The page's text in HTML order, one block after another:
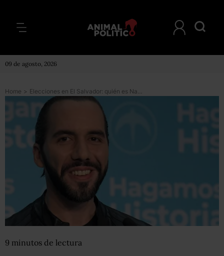
09 de agosto, 2026
Home > Elecciones en El Salvador: quién es Nayib Bukele, el joven empresario que será el próximo presidente del país centroamericano tras arrasar frente a los partidos tradicionales
9 minutos de lectura